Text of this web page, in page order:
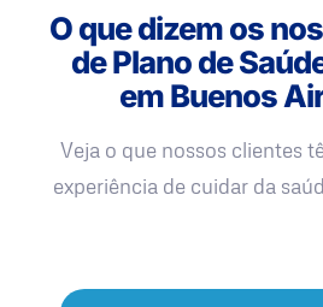
O que dizem os
de Plano de
em Buenos
Veja o que nossos clientes
experiência de cuidar da